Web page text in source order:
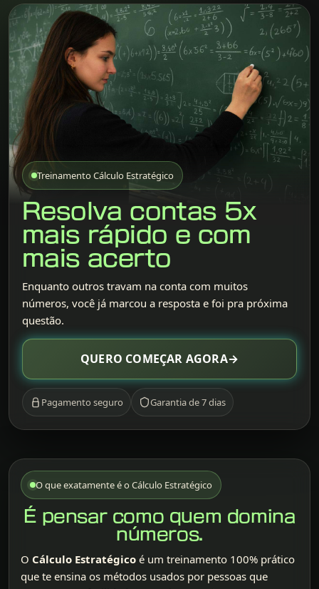
Treinamento Cálculo Estratégico
Resolva contas 5x
mais rápido e com
mais acerto
Enquanto outros travam na conta com muitos
números, você já marcou a resposta e foi pra próxima
questão.
QUERO COMEÇAR AGORA→
Pagamento seguro Garantia de 7 dias
O que exatamente é o Cálculo Estratégico
É pensar como quem domina
números.
O Cálculo Estratégico é um treinamento 100% prático
que te ensina os métodos usados por pessoas que